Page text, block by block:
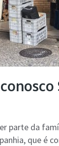
parte da
que é